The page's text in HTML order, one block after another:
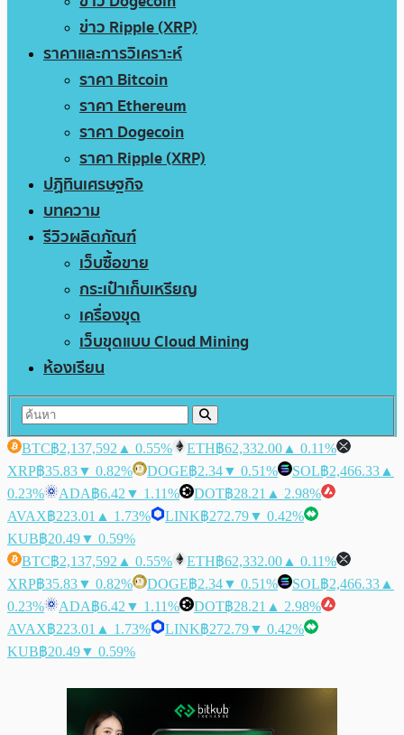
ข่าว Ripple (XRP)
ราคาและการวิเคราะห์
ราคา Bitcoin
ราคา Ethereum
ราคา Dogecoin
ราคา Ripple (XRP)
ปฏิทินเศรษฐกิจ
บทความ
รีวิวผลิตภัณฑ์
เว็บซื้อขาย
กระเป๋าเก็บเหรียญ
เครื่องขุด
เว็บขุดแบบ Cloud Mining
ห้องเรียน
BTC฿2,137,592 ▲ 0.55% ETH฿62,332.00 ▲ 0.11%
XRP฿35.83▼ 0.82% DOGE฿2.34▼ 0.51% SOL฿2,466.33 ▲
0.23%
ADA฿6.42 ▼ 1.11% DOT฿28.21 ▲ 2.98%
AVAX฿223.01 ▲ 1.73% LINK฿272.79▼ 0.42%
KUB฿20.49▼ 0.59%
BTC฿2,137,592 ▲ 0.55% ETH฿62,332.00 ▲ 0.11%
XRP฿35.83▼ 0.82% DOGE฿2.34▼ 0.51% SOL฿2,466.33 ▲
0.23%
ADA฿6.42 ▼ 1.11% DOT฿28.21 ▲ 2.98%
AVAX฿223.01 ▲ 1.73% LINK฿272.79▼ 0.42%
KUB฿20.49▼ 0.59%